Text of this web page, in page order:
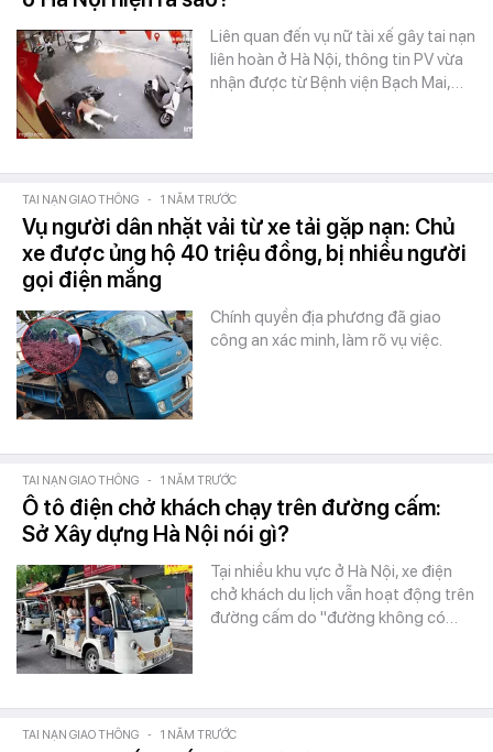
Liên quan đến vụ nữ tài xế gây tai nạn
liên hoàn ở Hà Nội, thông tin PV vừa
nhận được từ Bệnh viện Bạch Mai,…
TAI NẠN GIAO THÔNG - 1 NĂM TRƯỚC
Vụ người dân nhặt vải từ xe tải gặp nạn: Chủ
xe được ủng hộ 40 triệu đồng, bị nhiều người
gọi điện mắng
Chính quyền địa phương đã giao
công an xác minh, làm rõ vụ việc.
TAI NẠN GIAO THÔNG - 1 NĂM TRƯỚC
Ô tô điện chở khách chạy trên đường cấm:
Sở Xây dựng Hà Nội nói gì?
Tại nhiều khu vực ở Hà Nội, xe điện
chở khách du lịch vẫn hoạt động trên
đường cấm do "đường không có…
TAI NẠN GIAO THÔNG - 1 NĂM TRƯỚC